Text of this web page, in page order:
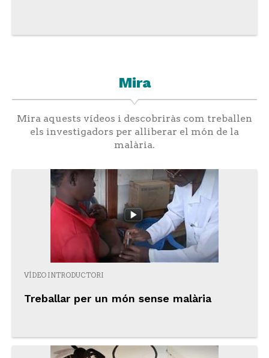
Mira
Mira aquests vídeos i descobriràs com treballen
els investigadors per alliberar el món de la
malària.
VÍDEO INTRODUCTORI
Treballar per un món sense malària